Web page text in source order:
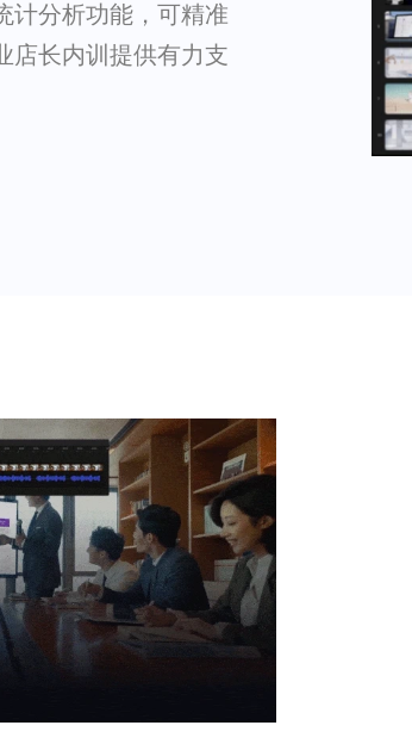
计分析功能，可精准
店长内训提供有力支